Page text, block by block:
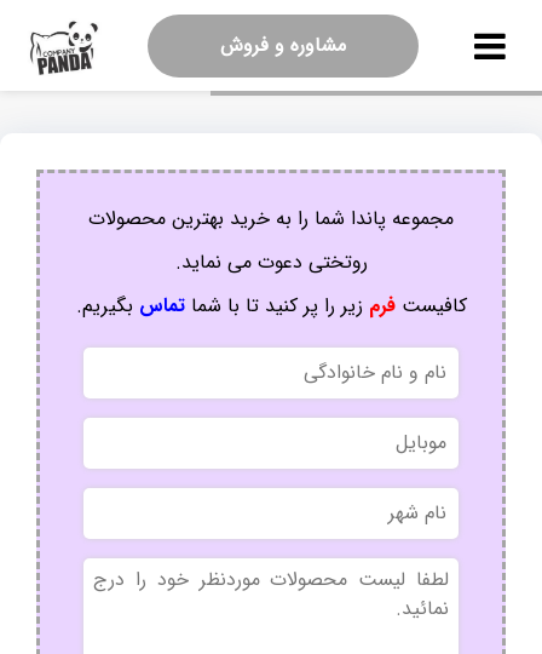
مشاوره و فروش
مجموعه پاندا شما را به خرید بهترین محصولات
روتختی دعوت می نماید.
کافیستفرم زیر را پر کنید تا با شماتماس بگیریم.
نام
و
نام
خانوادگی
موبایل
نام
شهر
بدون
عنوان